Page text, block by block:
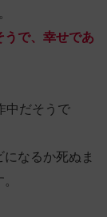
うで、幸せであ
中だそうで
なるか死ぬま